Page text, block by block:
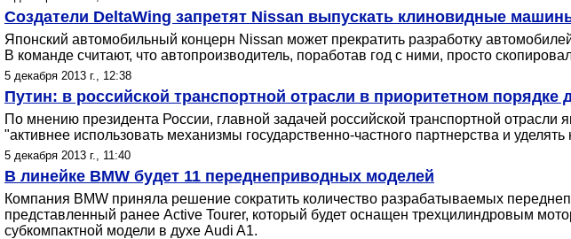
Создатели DeltaWing запретят Nissan выпускать клиновидные
Японский автомобильный концерн Nissan может прекратить разработку
В команде считают, что автопроизводитель, поработав год с ними, просто
5 декабря 2013 г., 12:38
Путин: в российской транспортной отрасли в приоритетном
По мнению президента России, главной задачей российской транспортной
"активнее использовать механизмы государственно-частного партнерства и
5 декабря 2013 г., 11:40
В линейке BMW будет 11 переднеприводных моделей
Компания BMW приняла решение сократить количество разрабатываемых
представленный ранее Active Tourer, который будет оснащен трехцилиндровым
субкомпактной модели в духе Audi A1.